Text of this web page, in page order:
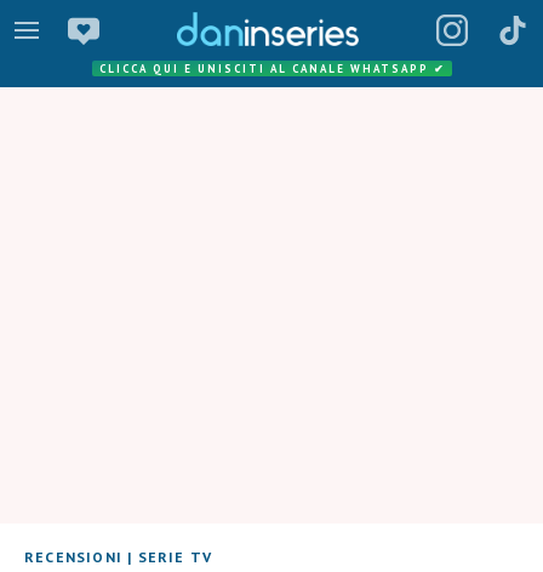
CLICCA QUI E UNISCITI AL CANALE WHATSAPP ✔
RECENSIONI | SERIE TV